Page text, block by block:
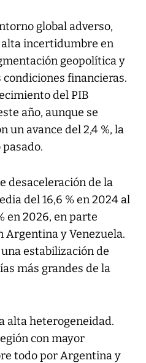
global adverso,
incertidumbre en
geopolítica y
financieras.
del PIB
año, aunque se
un avance del 2,4 %, la
desaceleración de la
del 16,6 % en 2024 al
en 2026, en parte
Argentina y Venezuela.
estabilización de
más grandes de la
alta heterogeneidad.
con mayor
todo por Argentina y